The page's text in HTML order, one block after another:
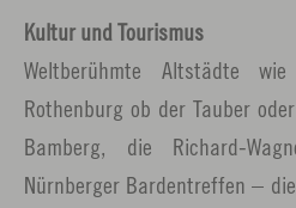
Kultur und Tourismus
Weltberühmte Altstädte
Rothenburg ob der Tauber
Bamberg, die Richard-
Nürnberger Bardentreffen –